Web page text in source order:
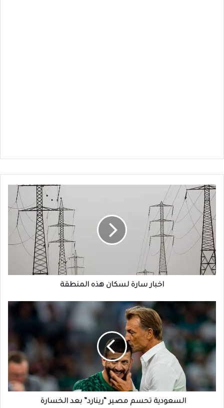
اخبار
سارة
لسكان
هذه
المنطقة
اخبار سارة لسكان هذه المنطقة
تحسم
مصير
“رينارد”
بعد
الخسارة
السعودية تحسم مصير “رينارد” بعد الخسارة